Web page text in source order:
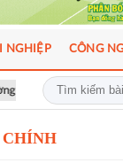
bền vững
NGHIỆP CÔNG